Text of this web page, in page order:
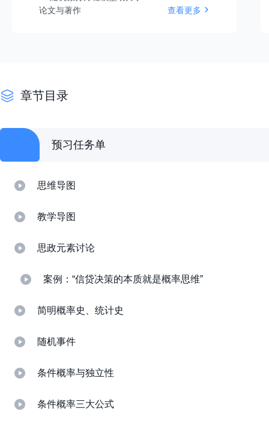
论文与著作
※上海师范大学第四届王乐三奖教金
※上海师范大学优秀教师
※上海师范大学优秀研究生毕业论文指导教师
查看更多
章节目录
预习任务单
思维导图
教学导图
思政元素讨论
案例：“信贷决策的本质就是概率思维”
简明概率史、统计史
随机事件
条件概率与独立性
条件概率三大公式